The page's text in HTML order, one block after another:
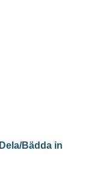
Dela/Bädda in